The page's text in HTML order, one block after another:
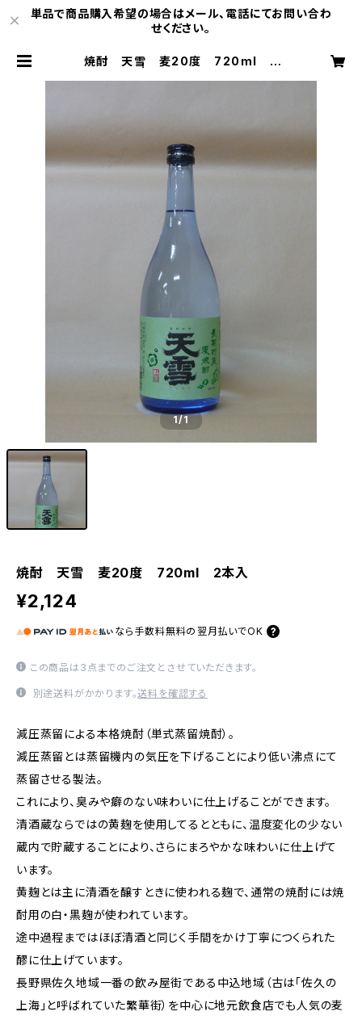
単品で商品購入希望の場合はメール、電話にてお問い合わ
せください。
焼酎 天雪 麦20度 720ml 2
1/1
焼酎 天雪 麦20度 720ml 2本入
¥2,124
なら 手数料無料の 翌月払いでOK
この商品は3点までのご注文とさせていただきます。
別途送料がかかります。送料を確認する
減圧蒸留による本格焼酎（単式蒸留焼酎）。
減圧蒸留とは蒸留機内の気圧を下げることにより低い沸点にて
蒸留させる製法。
これにより、臭みや癖のない味わいに仕上げることができます。
清酒蔵ならではの黄麹を使用してるとともに、温度変化の少ない
蔵内で貯蔵することにより、さらにまろやかな味わいに仕上げて
います。
黄麹とは主に清酒を醸すときに使われる麹で、通常の焼酎には焼
酎用の白・黒麹が使われています。
途中過程まではほぼ清酒と同じく手間をかけ丁寧につくられた
醪に仕上げています。
長野県佐久地域一番の飲み屋街である中込地域（古は「佐久の
上海」と呼ばれていた繁華街）を中心に地元飲食店でも人気の麦